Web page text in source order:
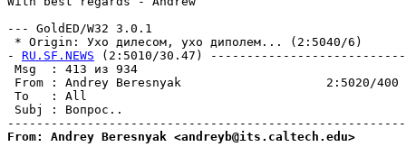
--- GoldED/W32 3.0.1
* Origin: Ухо дилесом, ухо диполем... (2:5040/6)
- RU.SF.NEWS (2:5010/30.47)
Msg  : 413
From : Andrey Beresnyak                    2:5020/400
To   : All
Subj :
From: Andrey Beresnyak <andreyb@its.caltech.edu>